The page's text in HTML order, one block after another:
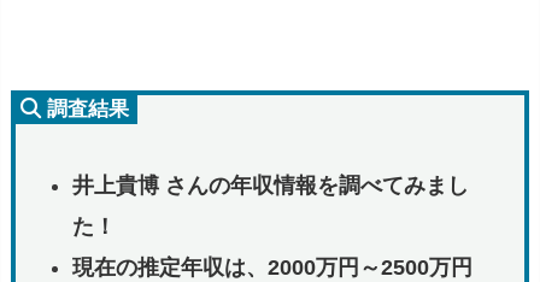
調査結果
井上貴博 さんの年収情報を調べてみまし
た！
現在の推定年収は、2000万円～2500万円